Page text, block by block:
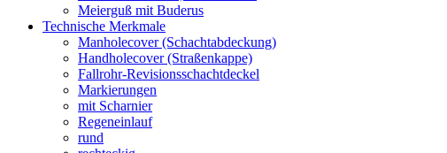
Meierguß mit Buderus
Technische Merkmale
Manholecover (Schachtabdeckung)
Handholecover (Straßenkappe)
Fallrohr-Revisionsschachtdeckel
Markierungen
mit Scharnier
Regeneinlauf
rund